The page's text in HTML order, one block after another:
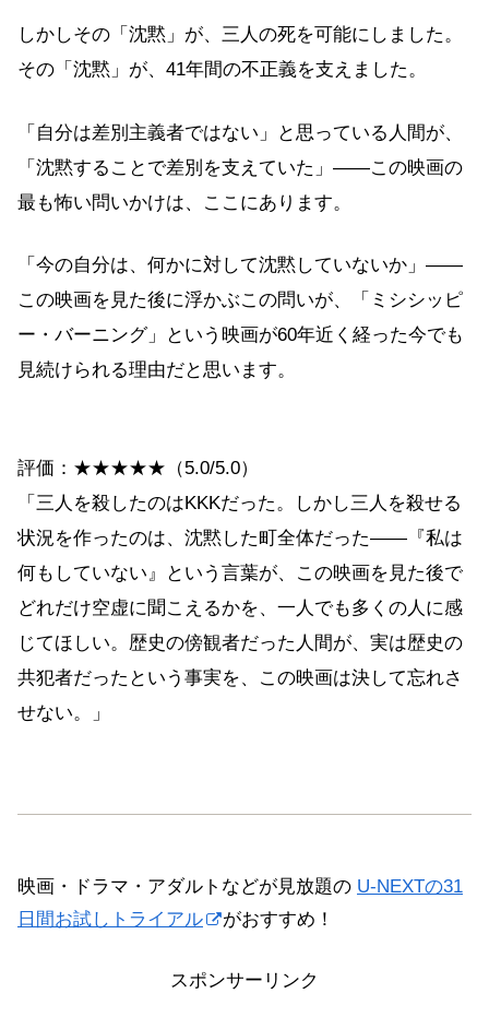
しかしその「沈黙」が、三人の死を可能にしました。
その「沈黙」が、41年間の不正義を支えました。
「自分は差別主義者ではない」と思っている人間が、
「沈黙することで差別を支えていた」——この映画の
最も怖い問いかけは、ここにあります。
「今の自分は、何かに対して沈黙していないか」——
この映画を見た後に浮かぶこの問いが、「ミシシッピ
ー・バーニング」という映画が60年近く経った今でも
見続けられる理由だと思います。
評価：★★★★★（5.0/5.0）
「三人を殺したのはKKKだった。しかし三人を殺せる
状況を作ったのは、沈黙した町全体だった——『私は
何もしていない』という言葉が、この映画を見た後で
どれだけ空虚に聞こえるかを、一人でも多くの人に感
じてほしい。歴史の傍観者だった人間が、実は歴史の
共犯者だったという事実を、この映画は決して忘れさ
せない。」
映画・ドラマ・アダルトなどが見放題の U-NEXTの31
日間お試しトライアル
がおすすめ！
スポンサーリンク